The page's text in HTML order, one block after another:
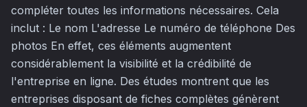
compléter toutes les informations nécessaires. Cela
inclut : Le nom L'adresse Le numéro de téléphone Des
photos En effet, ces éléments augmentent
considérablement la visibilité et la crédibilité de
l'entreprise en ligne. Des études montrent que les
entreprises disposant de fiches complètes génèrent